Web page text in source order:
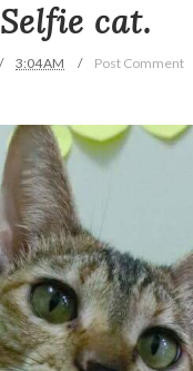
Selfie cat.
3:04 AM Post Comment